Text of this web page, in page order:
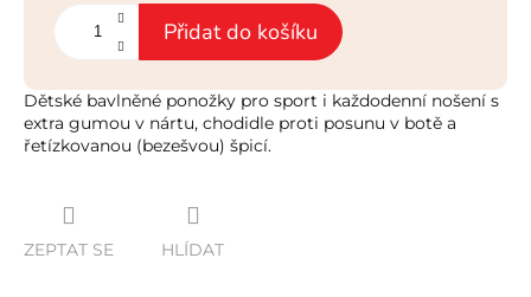
cena:
Přidat do košíku
Dětské bavlněné ponožky pro sport i každodenní nošení s
extra gumou v nártu, chodidle proti posunu v botě a
řetízkovanou (bezešvou) špicí.
ZEPTAT SE HLÍDAT